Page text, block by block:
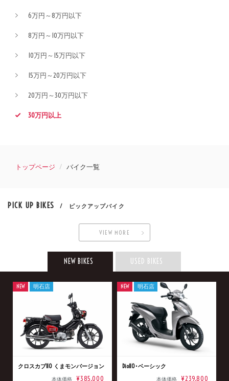
6万円～8万円以下
8万円～10万円以下
10万円～15万円以下
15万円～20万円以下
20万円～30万円以下
30万円以上
トップページ バイク一覧
PICK UP BIKES / ピックアップバイク
VIEW MORE
NEW BIKES USED BIKES
クロスカブ110 くまモンバージョン
本体価格 ¥385,000
NEW 明石店
Dio110･ベーシック
本体価格 ¥239,800
NEW 明石店